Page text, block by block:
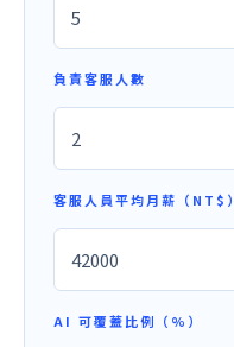
負責客服人數
客服人員平均月薪（NT$）
AI 可覆蓋比例（%）